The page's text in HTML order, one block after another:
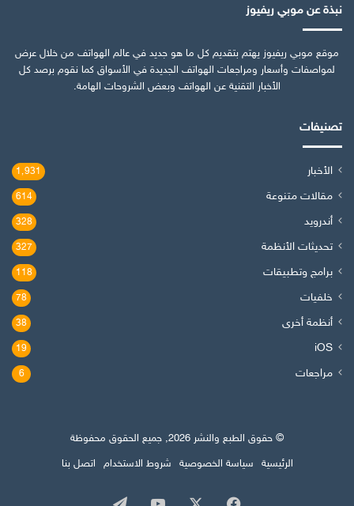
نبذة عن موبي ريفيوز
موقع موبي ريفيوز يهتم بتقديم كل ما هو جديد في عالم الهواتف من خلال عرض
لمواصفات وأسعار ومراجعات الهواتف الجديدة في الأسواق كما نقوم برصد كل
الأخبار التقنية عن الهواتف وبعض الشروحات الهامة.
تصنيفات
الأخبار 1٬931
مقالات متنوعة 614
أندرويد 328
تحديثات الأنظمة 327
برامج وتطبيقات 118
خلفيات 78
أنظمة أخرى 38
iOS
19
مراجعات 6
© حقوق الطبع والنشر 2026, جميع الحقوق محفوظة
الرئيسية
سياسة الخصوصية شروط الاستخدام اتصل بنا